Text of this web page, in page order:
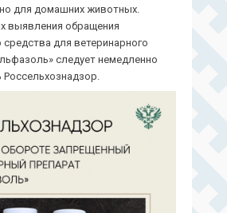
для домашних животных.
выявления обращения
средства для ветеринарного
следует немедленно